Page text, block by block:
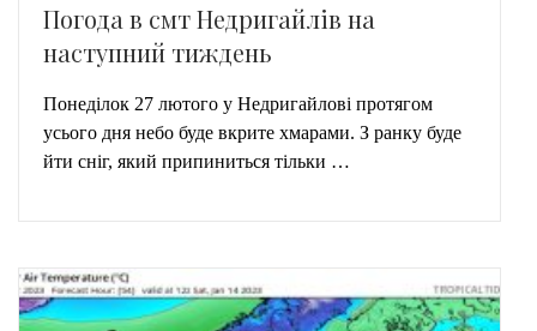
Погода в смт Недригайлів на
наступний тиждень
Понеділок 27 лютого у Недригайлові протягом
усього дня небо буде вкрите хмарами. З ранку буде
йти сніг, який припиниться тільки …